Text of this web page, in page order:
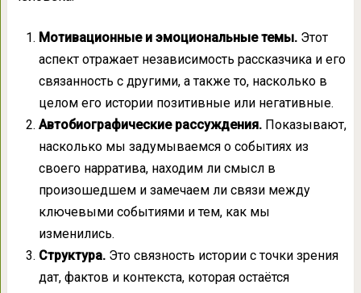
Мотивационные и эмоциональные темы.Этот
аспект отражает независимость рассказчика и его
связанность с другими, а также то, насколько в
целом его истории позитивные или негативные.
Автобиографические рассуждения.Показывают,
насколько мы задумываемся о событиях из
своего нарратива, находим ли смысл в
произошедшем и замечаем ли связи между
ключевыми событиями и тем, как мы
изменились.
Структура.Это связность истории с точки зрения
дат, фактов и контекста, которая остаётся